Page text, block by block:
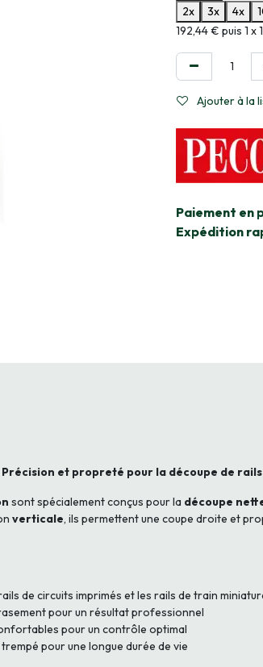
2x
3x 4x
Informations sur
192,44 € puis 1 x
Ajouter à la
​Paiement en
Expédition
et propreté pour la découpe de rails
sont spécialement conçus pour la découpe
verticale, ils permettent une coupe droite et
de circuits imprimés et les rails de train
pour un résultat professionnel
pour un contrôle optimal
pour une longue durée de vie